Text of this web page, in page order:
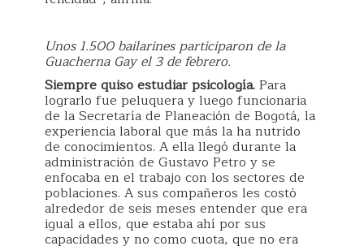
Unos 1.500 bailarines participaron de la
Guacherna Gay el 3 de febrero.
Siempre quiso estudiar psicología.Para
lograrlo fue peluquera y luego funcionaria
de la Secretaría de Planeación de Bogotá, la
experiencia laboral que más la ha nutrido
de conocimientos. A ella llegó durante la
administración de Gustavo Petro y se
enfocaba en el trabajo con los sectores de
poblaciones. A sus compañeros les costó
alrededor de seis meses entender que era
igual a ellos, que estaba ahí por sus
capacidades y no como cuota, que no era